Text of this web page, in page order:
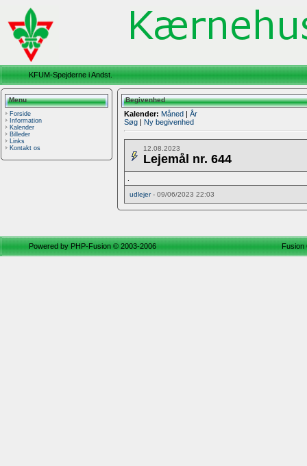
KFUM-Spejderne i Andst.
Menu
Forside
Information
Kalender
Billeder
Links
Kontakt os
Begivenhed
Kalender: Måned | År
Søg | Ny begivenhed
12.08.2023
Lejemål nr. 644
udlejer- 09/06/2023 22:03
Powered byPHP-Fusion© 2003-2006 Fusion